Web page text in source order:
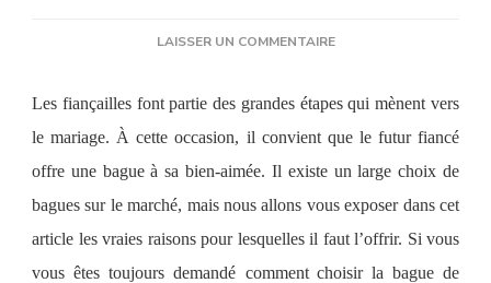
LAISSER UN COMMENTAIRESUR
BAGUE
DE
POUR
VOTRE
AIMÉE.
Les fiançailles font partiedes grandes étapes qui mènent vers
le mariage. À cette occasion, il convient que le futur fiancé
offre une bague à sa bien-aimée. Il existe un large choix de
bagues sur le marché, mais nous allons vous exposer dans cet
article les vraies raisons pour lesquelles il faut l’offrir. Si vous
vous êtes toujours demandé comment choisir la bague de